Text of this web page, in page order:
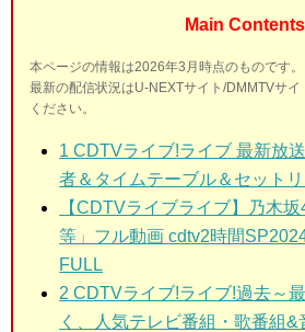
Main Contents
本ページの情報は2026年3月時点のものです。
最新の配信状況はU-NEXTサイト/DMMTVサ
ください。
1 CDTVライブ!ライブ 最新放
者＆タイムテーブル＆セットリ
【CDTVライブライブ】乃木
等」フル動画 cdtv2時間
FULL
2 CDTVライブ!ライブ!過去～
く、人気テレビ番組・歌番組